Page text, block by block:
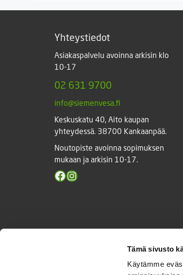
Tämä sivusto
Käytämme
Yhteystiedot
Asiakaspalvelu avoinna arkisin klo
10-17
02 631 9700
info@siemenvesa.fi
Keskuskatu 40, Aito kaupan
yhteydessä. 38700 Kankaanpää.
Noutopiste avoinna sopimuksen
mukaan ja arkisin 10-17.
Facebook
Instagram